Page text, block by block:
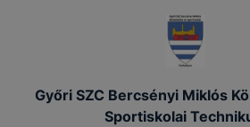
Győri SZC Bercsényi Miklós
Sportiskolai